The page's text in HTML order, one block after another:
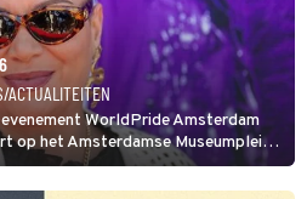
ACTUALITEITEN
WorldPride Amsterdam
op het Amsterdamse Museumplein.
artiesten. In de jaren 90
van 2Unlimited.